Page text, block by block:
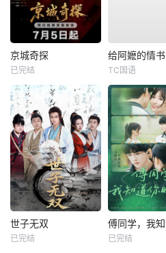
京城奇探
已完结
给阿嬷的情书
TC国语
世子无双
已完结 已完结